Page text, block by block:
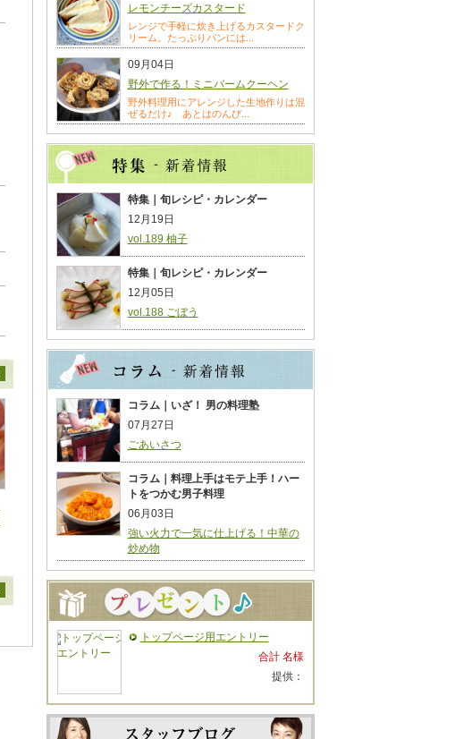
レモンチーズカスタード
レンジで手軽に炊き上げるカスタードク
リーム。たっぷりパンには...
09月04日
野外で作る！ミニバームクーヘン
野外料理用にアレンジした生地作りは混
ぜるだけ♪ あとはのんび...
特集｜旬レシピ・カレンダー
12月19日
vol.189 柚子
特集｜旬レシピ・カレンダー
12月05日
vol.188 ごぼう
コラム｜いざ！ 男の料理塾
07月27日
ごあいさつ
コラム｜料理上手はモテ上手！ハー
トをつかむ男子料理
06月03日
強い火力で一気に仕上げる！中華の
炒め物
トップページ用エントリー
合計 名様
提供：